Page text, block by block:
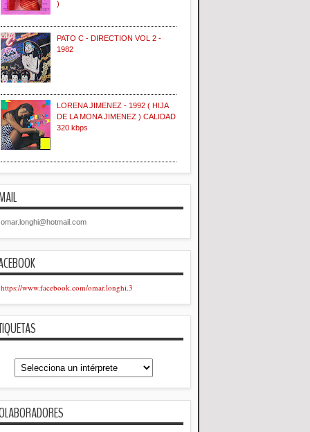
)
PATO C - DIRECTION VOL 2 -
1982
LORENA JIMENEZ - 1992 ( HIJA
DE LA MONA JIMENEZ ) CALIDAD
320 kbps
omar.longhi@hotmail.com
https://www.facebook.com/omar.longhi.3